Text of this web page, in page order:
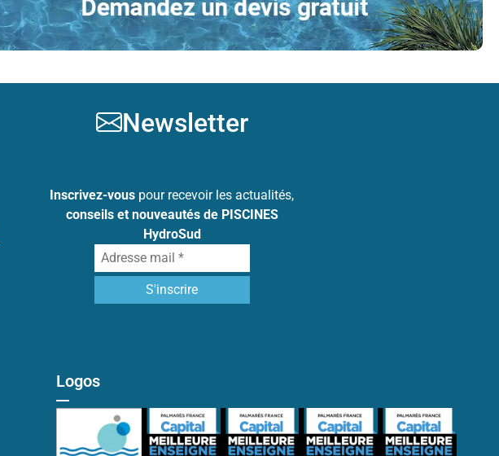
Newsletter
Inscrivez-vous pour recevoir les actualités,
conseils et nouveautés de PISCINES
HydroSud
Logos